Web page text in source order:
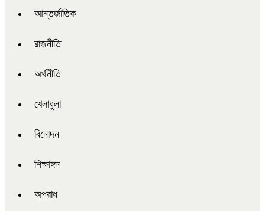
আন্তর্জাতিক
রাজনীতি
অর্থনীতি
খেলাধুলা
বিনোদন
শিক্ষাঙ্গন
অপরাধ